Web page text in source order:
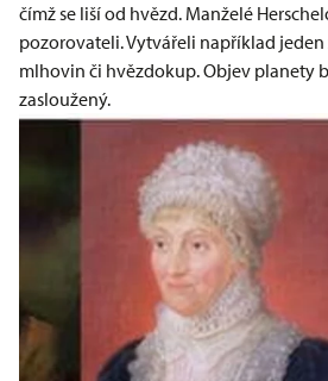
čímž se liší od hvězd. Manželé
pozorovateli. Vytvářeli například
mlhovin či hvězdokup. Objev planety
zasloužený.